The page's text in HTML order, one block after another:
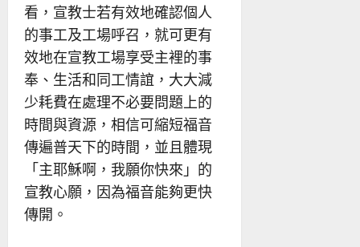
看，宣教士若有效地確認個人
的事工及工場呼召，就可更有
效地在宣教工場享受主裡的事
奉、生活和同工情誼，大大減
少耗費在處理不必要問題上的
時間與資源，相信可縮短福音
傳遍普天下的時間，並且體現
「主耶穌啊，我願你快來」的
宣教心願，因為福音能夠更快
傳開。